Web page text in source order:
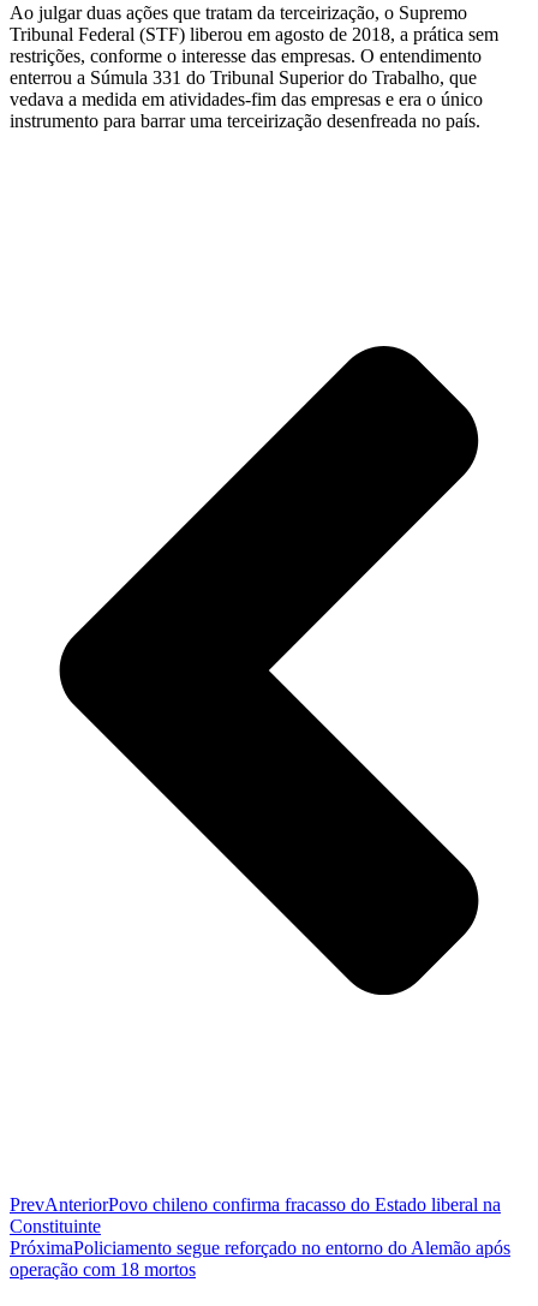
Ao julgar duas ações que tratam da terceirização, o Supremo
Tribunal Federal (STF) liberou em agosto de 2018, a prática sem
restrições, conforme o interesse das empresas. O entendimento
enterrou a Súmula 331 do Tribunal Superior do Trabalho, que
vedava a medida em atividades-fim das empresas e era o único
instrumento para barrar uma terceirização desenfreada no país.
PrevAnteriorPovo chileno confirma fracasso do Estado liberal na
Constituinte
PróximaPoliciamento segue reforçado no entorno do Alemão após
operação com 18 mortos